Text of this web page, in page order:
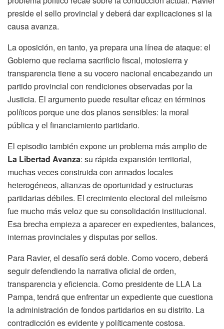
preside el sello provincial y deberá dar explicaciones si la
causa avanza.
La oposición, en tanto, ya prepara una línea de ataque: el
Gobierno que reclama sacrificio fiscal, motosierra y
transparencia tiene a su vocero nacional encabezando un
partido provincial con rendiciones observadas por la
Justicia. El argumento puede resultar eficaz en términos
políticos porque une dos planos sensibles: la moral
pública y el financiamiento partidario.
El episodio también expone un problema más amplio de
La Libertad Avanza: su rápida expansión territorial,
muchas veces construida con armados locales
heterogéneos, alianzas de oportunidad y estructuras
partidarias débiles. El crecimiento electoral del mileísmo
fue mucho más veloz que su consolidación institucional.
Esa brecha empieza a aparecer en expedientes, balances,
internas provinciales y disputas por sellos.
Para Ravier, el desafío será doble. Como vocero, deberá
seguir defendiendo la narrativa oficial de orden,
transparencia y eficiencia. Como presidente de LLA La
Pampa, tendrá que enfrentar un expediente que cuestiona
la administración de fondos partidarios en su distrito. La
contradicción es evidente y políticamente costosa.